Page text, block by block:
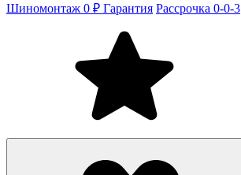
Шиномонтаж 0 ₽ Гарантия Рассрочка 0-0-3